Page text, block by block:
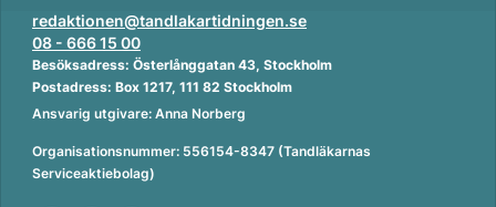
redaktionen@tandlakartidningen.se
08 - 666 15 00
Besöksadress: Österlånggatan 43, Stockholm
Postadress: Box 1217, 111 82 Stockholm
Ansvarig utgivare: Anna Norberg
Organisationsnummer: 556154-8347 (Tandläkarnas
Serviceaktiebolag)